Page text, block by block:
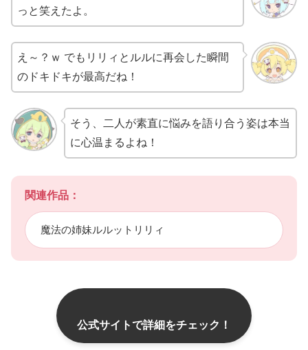
っと笑えたよ。
え～？ｗ でもリリィとルルに再会した瞬間
のドキドキが最高だね！
そう、二人が素直に悩みを語り合う姿は本当
に心温まるよね！
関連作品：
魔法の姉妹ルルットリリィ
公式サイトで詳細をチェック！